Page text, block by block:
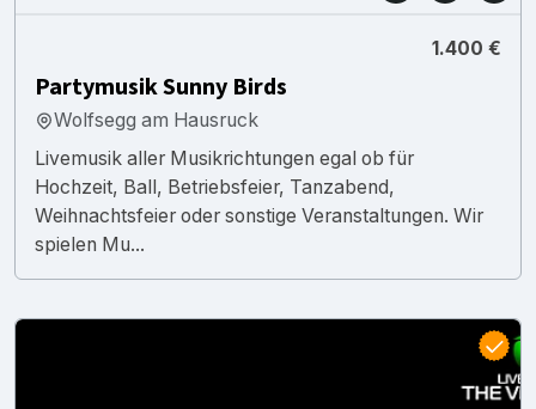
1.400 €
Partymusik Sunny Birds
Wolfsegg am Hausruck
Livemusik aller Musikrichtungen egal ob für
Hochzeit, Ball, Betriebsfeier, Tanzabend,
Weihnachtsfeier oder sonstige Veranstaltungen. Wir
spielen Mu...